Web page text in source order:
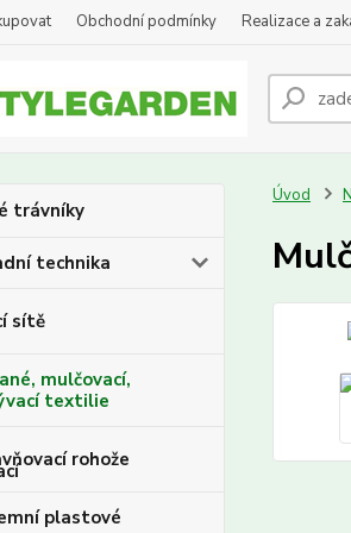
Obchodní podmínky Realizace a
trávníky
technika
sítě
mulčovací,
textilie
rohože
plastové
Úvod